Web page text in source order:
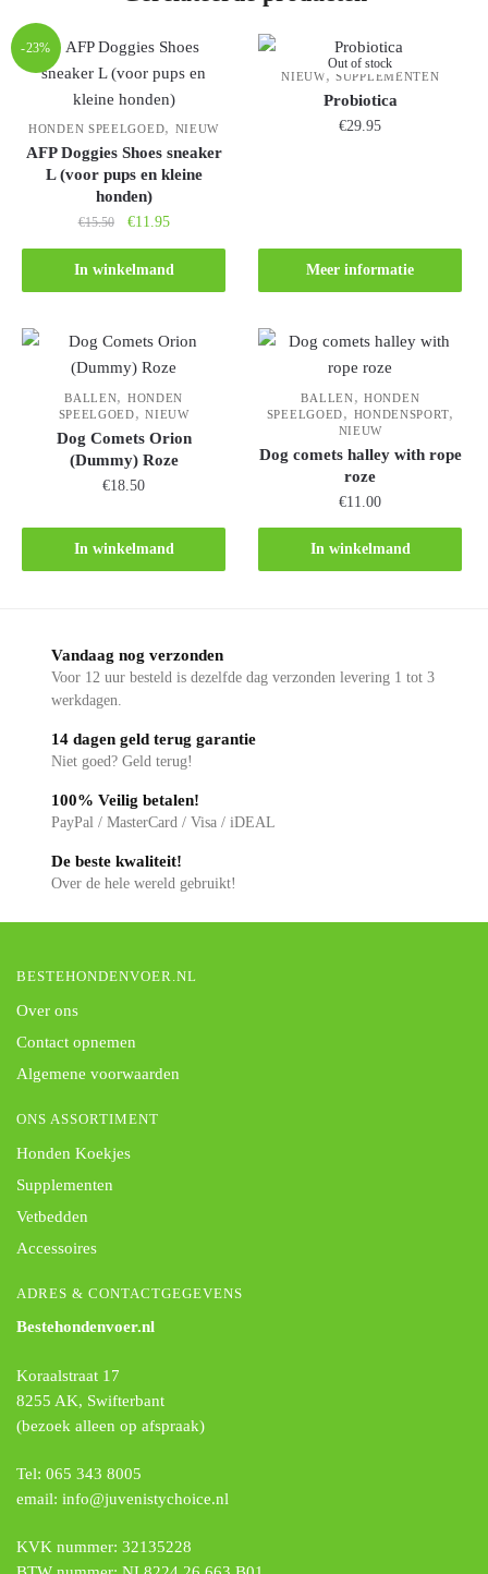
-23%
HONDEN SPEELGOED, NIEUW
AFP Doggies Shoes sneaker
L (voor pups en kleine
honden)
€15.50 €11.95
In winkelmand
Out of stock
NIEUW,SUPPLEMENTEN
Probiotica
€29.95
Meer informatie
BALLEN, HONDEN
SPEELGOED,NIEUW
Dog Comets Orion
(Dummy) Roze
€18.50
In winkelmand
BALLEN,HONDEN
SPEELGOED, HONDENSPORT,
NIEUW
Dog comets halley with rope
roze
€11.00
In winkelmand
Vandaag nog verzonden
Voor 12 uur besteld is dezelfde dag verzonden levering 1 tot 3
werkdagen.
14 dagen geld terug garantie
Niet goed? Geld terug!
100% Veilig betalen!
PayPal / MasterCard / Visa / iDEAL
De beste kwaliteit!
Over de hele wereld gebruikt!
BESTEHONDENVOER.NL
Over ons
Contact opnemen
Algemene voorwaarden
ONS ASSORTIMENT
Honden Koekjes
Supplementen
Vetbedden
Accessoires
ADRES & CONTACTGEGEVENS
Bestehondenvoer.nl
Koraalstraat 17
8255 AK, Swifterbant
(bezoek alleen op afspraak)
Tel: 065 343 8005
email: info@juvenistychoice.nl
KVK nummer: 32135228